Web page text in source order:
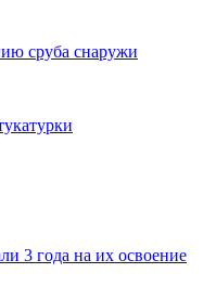
сруба снаружи
3 года на их освоение